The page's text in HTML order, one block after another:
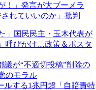
！」発言が大ブーメラ
れていいのか」批判
」国民民主・玉木代表が
呼びかけ…政策＆ポスタ
議が“不適切投稿”削除の
のモラル
ルする1兆円超「自賠責特